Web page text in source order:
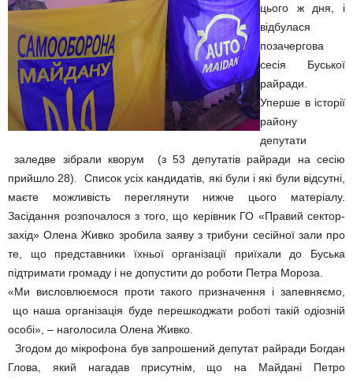
цього ж дня, і
відбулася
позачергова
сесія Буської
райради.
Уперше в історії
району
депутати
заледве зібрали кворум (з 53 депутатів райради на сесію
прийшло 28). Список усіх кандидатів, які були і які були відсутні,
маєте можливість переглянути нижче цього матеріалу.
Засідання розпочалося з того, що керівник ГО «Правий сектор-
захід» Олена Живко зробила заяву з трибуни сесійної зали про
те, що представники їхньої організації приїхали до Буська
підтримати громаду і не допустити до роботи Петра Мороза.
«Ми висловлюємося проти такого призначення і запевняємо,
що наша організація буде перешкоджати роботі такій одіозній
особі», – наголосила Олена Живко.
Згодом до мікрофона був запрошений депутат райради Богдан
Глова, який нагадав присутнім, що на Майдані Петро